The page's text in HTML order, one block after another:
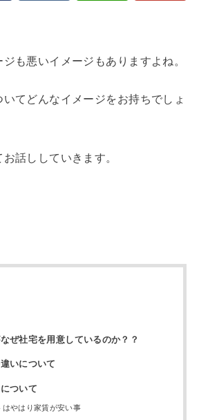
も悪いイメージもありますよね。
てどんなイメージをお持ちでしょ
話ししていきます。
ぜ社宅を用意しているのか？？
いについて
ついて
はやはり家賃が安い事